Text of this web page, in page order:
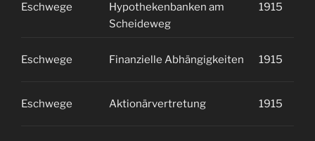
Eschwege
Hypothekenbanken am
Scheideweg
1915
Eschwege Finanzielle Abhängigkeiten 1915
Eschwege Aktionärvertretung 1915